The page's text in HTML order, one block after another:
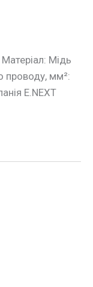
Мідь
проводу, мм²:
E.NEXT